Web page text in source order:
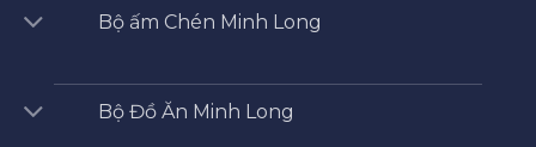
Bộ ấm Chén Minh Long
Bộ Đồ Ăn Minh Long